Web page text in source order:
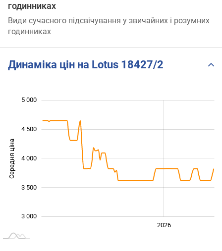
годинниках
Види сучасного підсвічування у звичайних і розумних
годинниках
Динаміка цін на Lotus 18427/2
Середня ціна 3 000
3 000
3 500
4 000
4 500
5 000
2026